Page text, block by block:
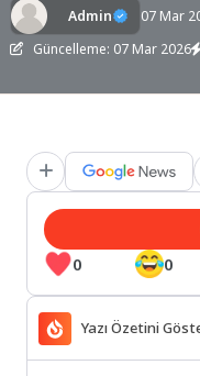
Admin
07 Mar
Güncelleme: 07 Mar 2026
0 0
Yazı Özetini